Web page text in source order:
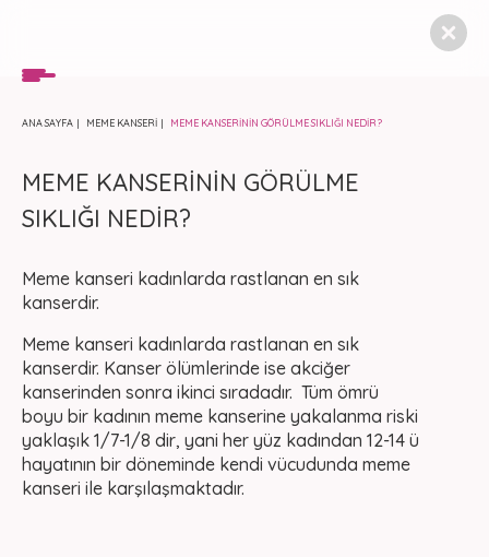
ANA SAYFA MEME KANSERİ MEME KANSERİNİN GÖRÜLME SIKLIĞI NEDİR?
MEME KANSERİNİN GÖRÜLME
SIKLIĞI NEDİR?
Meme kanseri kadınlarda rastlanan en sık
kanserdir.
Meme kanseri kadınlarda rastlanan en sık
kanserdir. Kanser ölümlerinde ise akciğer
kanserinden sonra ikinci sıradadır. Tüm ömrü
boyu bir kadının meme kanserine yakalanma riski
yaklaşık 1/7-1/8 dir, yani her yüz kadından 12-14 ü
hayatının bir döneminde kendi vücudunda meme
kanseri ile karşılaşmaktadır.